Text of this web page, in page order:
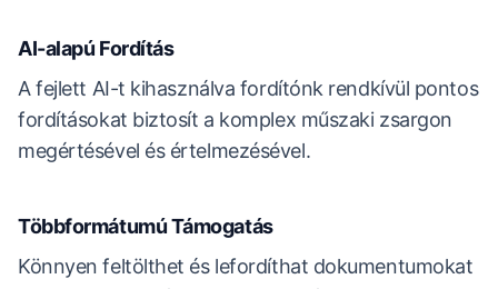
AI-alapú Fordítás
A fejlett AI-t kihasználva fordítónk rendkívül pontos
fordításokat biztosít a komplex műszaki zsargon
megértésével és értelmezésével.
Többformátumú Támogatás
Könnyen feltölthet és lefordíthat dokumentumokat